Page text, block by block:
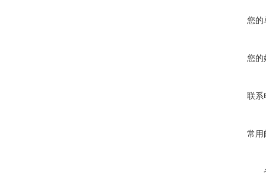
您的
您的
联系
常用